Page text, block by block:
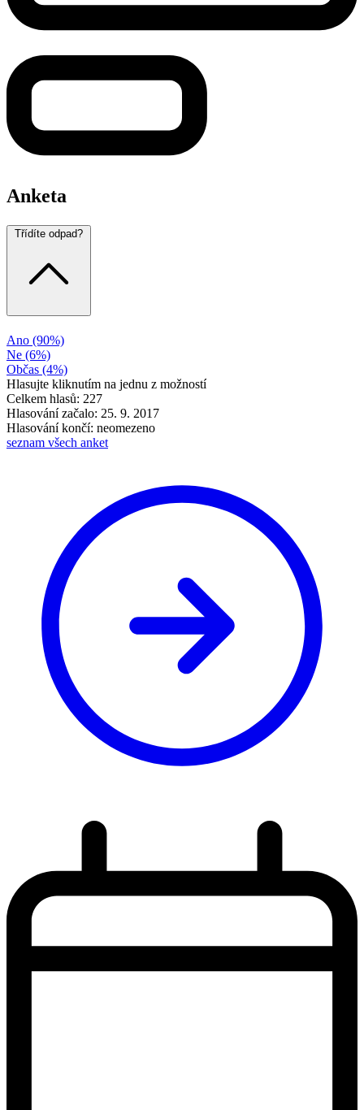
Anketa
Třídíte odpad?
Ano (90%)
Ne (6%)
Občas (4%)
Hlasujte kliknutím na jednu z možností
Celkem hlasů: 227
Hlasování začalo: 25. 9. 2017
Hlasování končí: neomezeno
seznam všech anket